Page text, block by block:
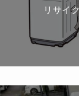
リサイ